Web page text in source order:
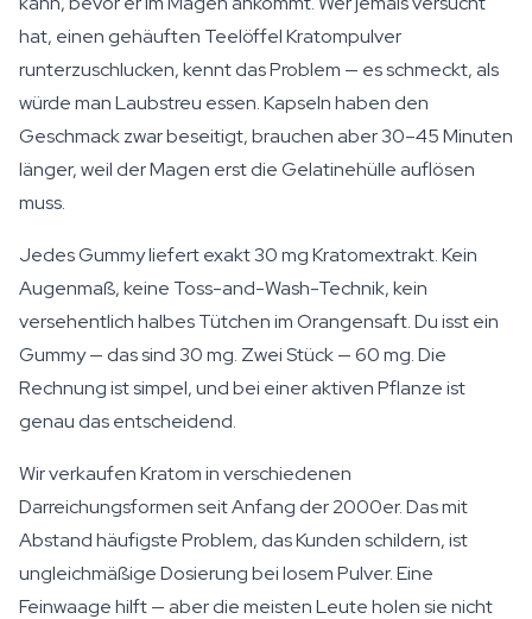
hat, einen gehäuften Teelöffel Kratompulver
runterzuschlucken, kennt das Problem — es schmeckt, als
würde man Laubstreu essen. Kapseln haben den
Geschmack zwar beseitigt, brauchen aber 30–45 Minuten
länger, weil der Magen erst die Gelatinehülle auflösen
muss.
Jedes Gummy liefert exakt 30 mg Kratomextrakt. Kein
Augenmaß, keine Toss-and-Wash-Technik, kein
versehentlich halbes Tütchen im Orangensaft. Du isst ein
Gummy — das sind 30 mg. Zwei Stück — 60 mg. Die
Rechnung ist simpel, und bei einer aktiven Pflanze ist
genau das entscheidend.
Wir verkaufen Kratom in verschiedenen
Darreichungsformen seit Anfang der 2000er. Das mit
Abstand häufigste Problem, das Kunden schildern, ist
ungleichmäßige Dosierung bei losem Pulver. Eine
Feinwaage hilft — aber die meisten Leute holen sie nicht